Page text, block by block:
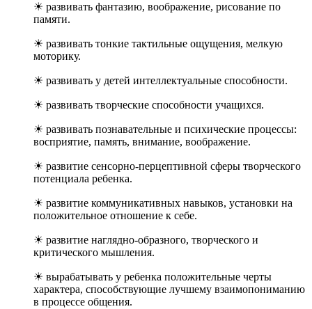
☀ развивать фантазию, воображение, рисование по
памяти.
☀ развивать тонкие тактильные ощущения, мелкую
моторику.
☀ развивать у детей интеллектуальные способности.
☀ развивать творческие способности учащихся.
☀ развивать познавательные и психические процессы:
восприятие, память, внимание, воображение.
☀ развитие сенсорно-перцептивной сферы творческого
потенциала ребенка.
☀ развитие коммуникативных навыков, установки на
положительное отношение к себе.
☀ развитие наглядно-образного, творческого и
критического мышления.
☀ вырабатывать у ребенка положительные черты
характера, способствующие лучшему взаимопониманию
в процессе общения.